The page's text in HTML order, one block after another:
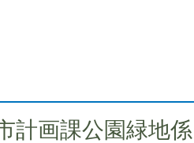
画課公園緑地